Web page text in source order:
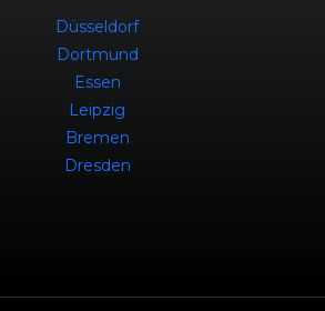
Düsseldorf
Dortmund
Essen
Leipzig
Bremen
Dresden